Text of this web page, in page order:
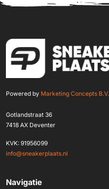
Powered by Marketing Concepts B.V.
Gotlandstraat 36
7418 AX Deventer
KVK: 91956099
info@sneakerplaats.nl
Navigatie